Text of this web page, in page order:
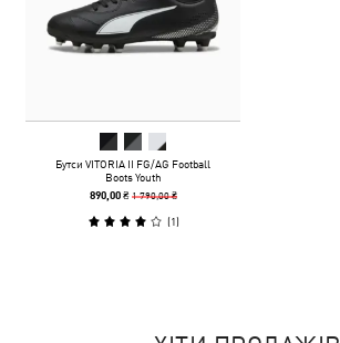
Бутси VITORIA II FG/AG Football
Boots Youth
890,00 ₴ 1 790,00 ₴
(1)